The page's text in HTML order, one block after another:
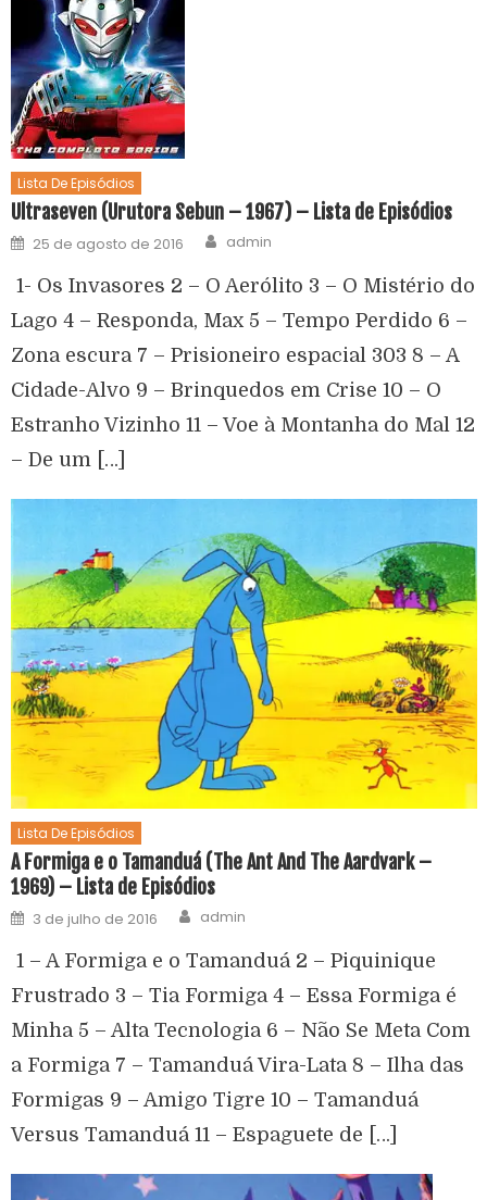
Lista De Episódios
Ultraseven (Urutora Sebun – 1967) – Lista de Episódios
25 de agosto de 2016 admin
1- Os Invasores 2 – O Aerólito 3 – O Mistério do
Lago 4 – Responda, Max 5 – Tempo Perdido 6 –
Zona escura 7 – Prisioneiro espacial 303 8 – A
Cidade-Alvo 9 – Brinquedos em Crise 10 – O
Estranho Vizinho 11 – Voe à Montanha do Mal 12
– De um […]
Lista De Episódios
A Formiga e o Tamanduá (The Ant And The Aardvark –
1969) – Lista de Episódios
3 de julho de 2016 admin
1 – A Formiga e o Tamanduá 2 – Piquinique
Frustrado 3 – Tia Formiga 4 – Essa Formiga é
Minha 5 – Alta Tecnologia 6 – Não Se Meta Com
a Formiga 7 – Tamanduá Vira-Lata 8 – Ilha das
Formigas 9 – Amigo Tigre 10 – Tamanduá
Versus Tamanduá 11 – Espaguete de […]